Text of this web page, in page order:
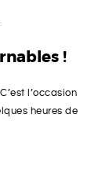
!
l’occasion
heures de